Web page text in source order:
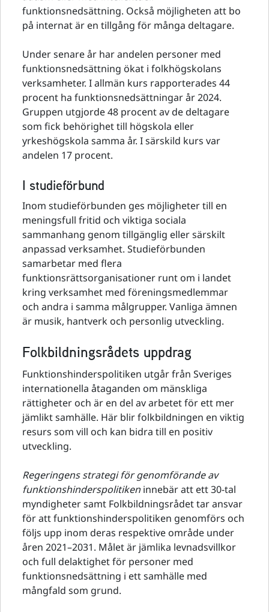
funktionsnedsättning. Också möjligheten att bo
på internat är en tillgång för många deltagare.
Under senare år har andelen personer med
funktionsnedsättning ökat i folkhögskolans
verksamheter. I allmän kurs rapporterades 44
procent ha funktionsnedsättningar år 2024.
Gruppen utgjorde 48 procent av de deltagare
som fick behörighet till högskola eller
yrkeshögskola samma år. I särskild kurs var
andelen 17 procent.
I studieförbund
Inom studieförbunden ges möjligheter till en
meningsfull fritid och viktiga sociala
sammanhang genom tillgänglig eller särskilt
anpassad verksamhet. Studieförbunden
samarbetar med flera
funktionsrättsorganisationer runt om i landet
kring verksamhet med föreningsmedlemmar
och andra i samma målgrupper. Vanliga ämnen
är musik, hantverk och personlig utveckling.
Folkbildningsrådets uppdrag
Funktionshinderspolitiken utgår från Sveriges
internationella åtaganden om mänskliga
rättigheter och är en del av arbetet för ett mer
jämlikt samhälle. Här blir folkbildningen en viktig
resurs som vill och kan bidra till en positiv
utveckling.
Regeringens strategi för genomförande av
funktionshinderspolitikeninnebär att ett 30-tal
myndigheter samt Folkbildningsrådet tar ansvar
för att funktionshinderspolitiken genomförs och
följs upp inom deras respektive område under
åren 2021–2031. Målet är jämlika levnadsvillkor
och full delaktighet för personer med
funktionsnedsättning i ett samhälle med
mångfald som grund.